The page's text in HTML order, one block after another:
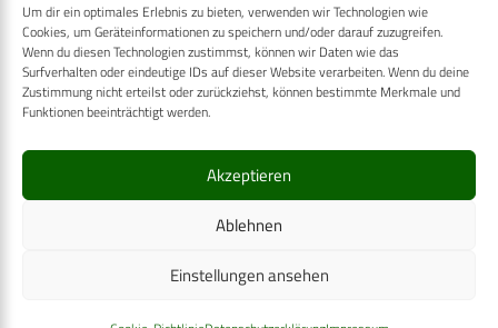
Um dir ein optimales Erlebnis zu bieten, verwenden wir Technologien wie
Cookies, um Geräteinformationen zu speichern und/oder darauf zuzugreifen.
Wenn du diesen Technologien zustimmst, können wir Daten wie das
Surfverhalten oder eindeutige IDs auf dieser Website verarbeiten. Wenn du deine
Zustimmung nicht erteilst oder zurückziehst, können bestimmte Merkmale und
Funktionen beeinträchtigt werden.
Akzeptieren
Ablehnen
Einstellungen ansehen
RECHTLICHES
Datenschutzerklärung
Cookie-Richtlinie (EU)